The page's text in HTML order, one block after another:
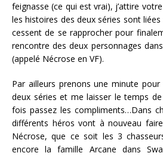
feignasse (ce qui est vrai), j’attire
les histoires des deux séries sont liées
cessent de se rapprocher pour
rencontre des deux personnages
(appelé Nécrose en VF).
Par ailleurs prenons une minute
deux séries et me laisser le temps
fois passez les compliments…Dans
différents héros vont à nouveau
Nécrose, que ce soit les 3
encore la famille Arcane dans